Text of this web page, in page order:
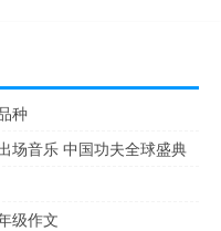
种
场音乐 中国功夫全球盛典
级作文